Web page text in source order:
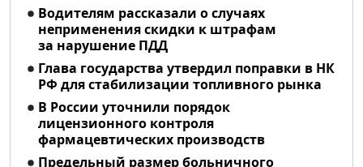
Водителям рассказали о случаях
неприменения скидки к штрафам
за нарушение ПДД
Глава государства утвердил поправки в НК
РФ для стабилизации топливного рынка
В России уточнили порядок
лицензионного контроля
фармацевтических производств
Предельный размер больничного